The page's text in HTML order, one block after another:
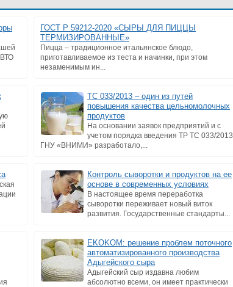
ГОСТ Р 59212-2020 «СЫРЫ ДЛЯ ПИЦЦЫ
ТЕРМИЗИРОВАННЫЕ»
Пицца – традиционное итальянское блюдо,
приготавливаемое из теста и начинки, при этом
незаменимым ин...
ТС 033/2013 – один из путей
повышения качества цельномолочных
продуктов
На основании заявок предприятий и с
учетом порядка введения ТР ТС 033/2013
ГНУ «ВНИМИ» разработало,...
Контроль сыворотки и продуктов на ее
основе в современных условиях
В настоящее время переработка
сыворотки переживает новый виток
развития. Государственные стандарты...
EKOKOM: решение проблем поточного
автоматизированного производства
Адыгейского сыра
Адыгейский сыр издавна любим
абсолютно всеми, он имеет практически